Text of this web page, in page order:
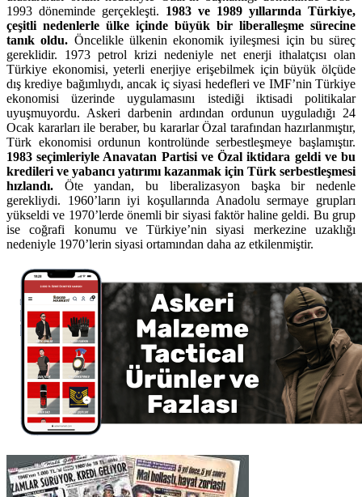
1993 döneminde gerçekleşti. 1983 ve 1989 yıllarında Türkiye,
çeşitli nedenlerle ülke içinde büyük bir liberalleşme sürecine
tanık oldu. Öncelikle ülkenin ekonomik iyileşmesi için bu süreç
gereklidir. 1973 petrol krizi nedeniyle net enerji ithalatçısı olan
Türkiye ekonomisi, yeterli enerjiye erişebilmek için büyük ölçüde
dış krediye bağımlıydı, ancak iç siyasi hedefleri ve IMF’nin Türkiye
ekonomisi üzerinde uygulamasını istediği iktisadi politikalar
uyuşmuyordu. Askeri darbenin ardından ordunun uyguladığı 24
Ocak kararları ile beraber, bu kararlar Özal tarafından hazırlanmıştır,
Türk ekonomisi ordunun kontrolünde serbestleşmeye başlamıştır.
1983 seçimleriyle Anavatan Partisi ve Özal iktidara geldi ve bu
kredileri ve yabancı yatırımı kazanmak için Türk serbestleşmesi
hızlandı. Öte yandan, bu liberalizasyon başka bir nedenle
gerekliydi. 1960’ların iyi koşullarında Anadolu sermaye grupları
yükseldi ve 1970’lerde önemli bir siyasi faktör haline geldi. Bu grup
ise coğrafi konumu ve Türkiye’nin siyasi merkezine uzaklığı
nedeniyle 1970’lerin siyasi ortamından daha az etkilenmiştir.